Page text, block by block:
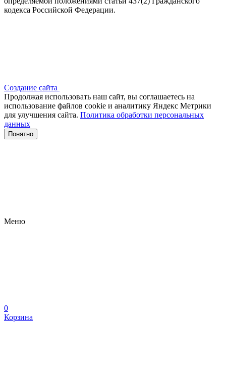
кодекса Российской Федерации.
Создание сайта
Продолжая использовать наш сайт, вы соглашаетесь на
использование файлов сооkіе и аналитику Яндекс Метрики
для улучшения сайта. Политика обработки персональных
данных
Понятно
Меню
0
Корзина